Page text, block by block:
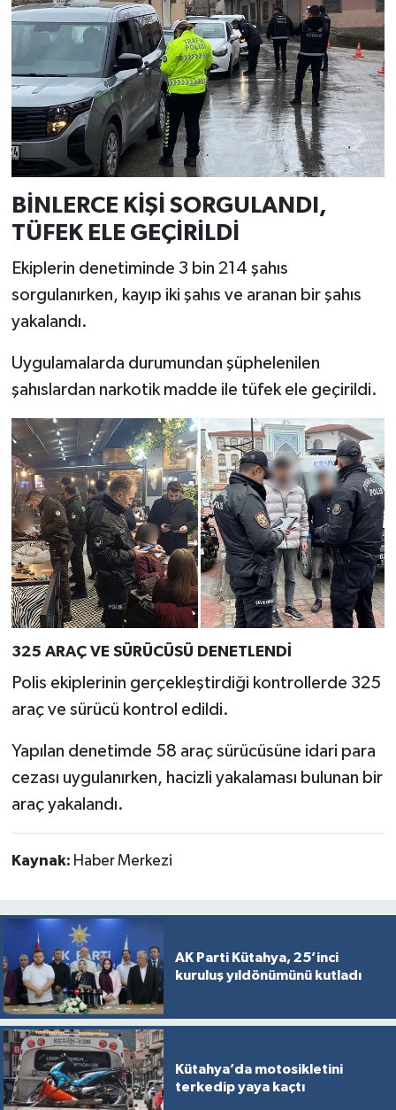
BİNLERCE KİŞİ SORGULANDI,
TÜFEK ELE GEÇİRİLDİ
Ekiplerin denetiminde 3 bin 214 şahıs
sorgulanırken, kayıp iki şahıs ve aranan bir şahıs
yakalandı.
Uygulamalarda durumundan şüphelenilen
şahıslardan narkotik madde ile tüfek ele geçirildi.
325 ARAÇ VE SÜRÜCÜSÜ DENETLENDİ
Polis ekiplerinin gerçekleştirdiği kontrollerde 325
araç ve sürücü kontrol edildi.
Yapılan denetimde 58 araç sürücüsüne idari para
cezası uygulanırken, hacizli yakalaması bulunan bir
araç yakalandı.
Kaynak: Haber Merkezi
AK Parti Kütahya, 25’inci
kuruluş yıldönümünü kutladı
Kütahya’da motosikletini
terkedip yaya kaçtı
Sağlık
Şaphane
Simav
Siyaset
Spor
Tavşanlı
Teknoloji
Türkiye
Yaşam
Yemek Tarifleri